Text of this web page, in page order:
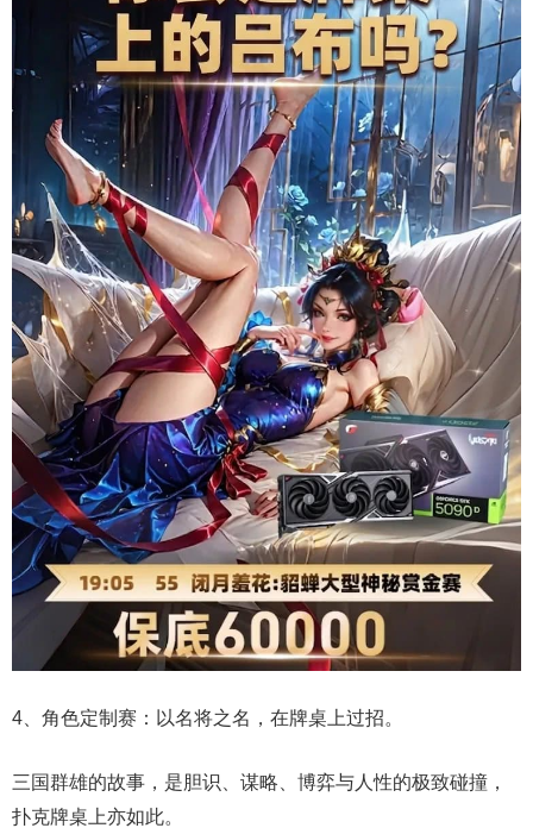
4、角色定制赛：以名将之名，在牌桌上过招。
三国群雄的故事，是胆识、谋略、博弈与人性的极致碰撞，
扑克牌桌上亦如此。